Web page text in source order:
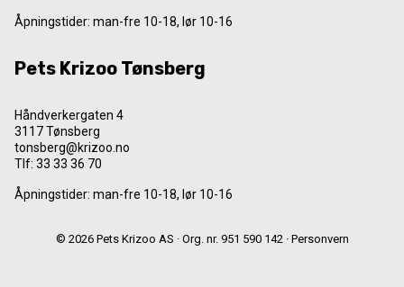
Åpningstider: man-fre 10-18, lør 10-16
Pets Krizoo Tønsberg
Håndverkergaten 4
3117 Tønsberg
tonsberg@krizoo.no
Tlf: 33 33 36 70
Åpningstider: man-fre 10-18, lør 10-16
© 2026 Pets Krizoo AS · Org. nr. 951 590 142 · Personvern